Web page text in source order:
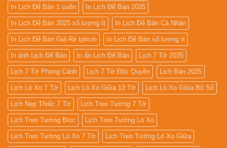
In Lịch Để Bàn 1 cuốn In Lịch Để Bàn 2025
In Lịch Để Bàn 2025 số lượng ít In Lịch Để Bàn Cá Nhân
In Lịch Để Bàn Giá Rẻ tphcm In Lịch Để Bàn số lượng ít
In ảnh Lịch Để Bàn In ấn Lịch Để Bàn Lịch 7 Tờ 2025
Lịch 7 Tờ Phong Cảnh Lịch 7 Tờ Độc Quyền Lịch Bàn 2025
Lịch Lò Xo 7 Tờ Lịch Lò Xo Giữa 13 Tờ Lịch Lò Xo Giữa Bộ Số
Lịch Nẹp Thiếc 7 Tờ Lịch Treo Tường 7 Tờ
Lịch Treo Tường Bloc Lịch Treo Tường Lò Xo
Lịch Treo Tường Lò Xo 7 Tờ Lịch Treo Tường Lò Xo Giữa